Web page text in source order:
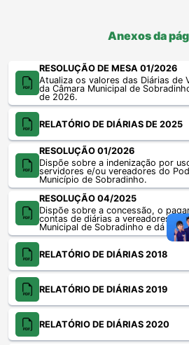
Anexos da
RESOLUÇÃO DE MESA 01/2026
Atualiza os valores das Diárias de
da Câmara Municipal de
de 2026.
RELATÓRIO DE DIÁRIAS DE 2025
RESOLUÇÃO 01/2026
Dispõe sobre a indenização por
servidores e/ou vereadores do
Município de Sobradinho.
RESOLUÇÃO 04/2025
Dispõe sobre a concessão, o
contas de diárias a vereadores e
Municipal de Sobradinho e dá
RELATÓRIO DE DIÁRIAS 2018
RELATÓRIO DE DIÁRIAS 2019
RELATÓRIO DE DIÁRIAS 2020